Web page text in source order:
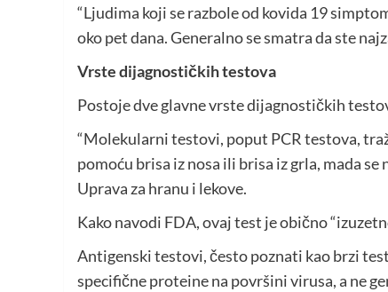
“Ljudima koji se razbole od kovida 19
oko pet dana. Generalno se smatra da ste
Vrste dijagnostičkih testova
Postoje dve glavne vrste dijagnostičkih
“Molekularni testovi, poput PCR testova,
pomoću brisa iz nosa ili brisa iz grla, mada
Uprava za hranu i lekove.
Kako navodi FDA, ovaj test je obično
Antigenski testovi, često poznati kao brzi
specifične proteine na površini virusa, a ne